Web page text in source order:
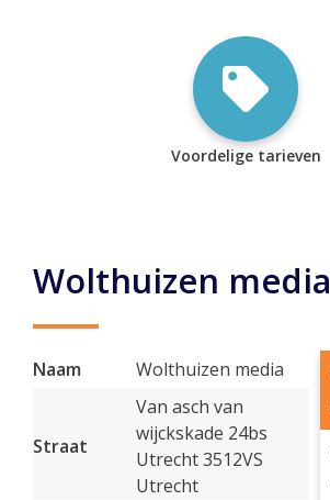
Voordelige tarieven
Wolthuizen media
Naam Wolthuizen media
Straat
Van asch van
wijckskade 24bs
Utrecht 3512VS
Utrecht